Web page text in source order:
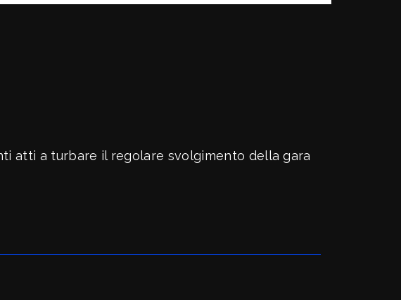
atti a turbare il regolare svolgimento della gara